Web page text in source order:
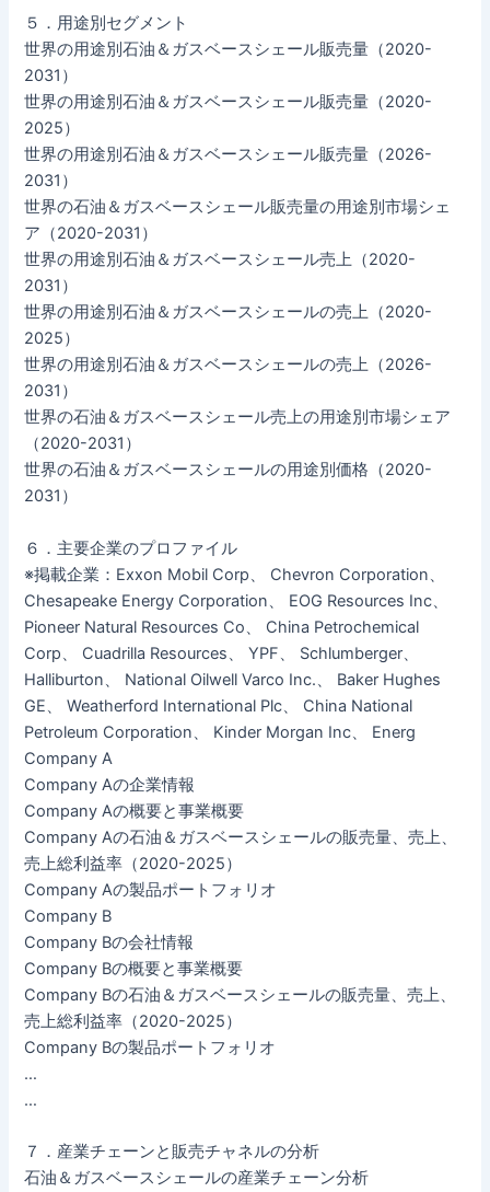
５．用途別セグメント
世界の用途別石油＆ガスベースシェール販売量（2020-
2031）
世界の用途別石油＆ガスベースシェール販売量（2020-
2025）
世界の用途別石油＆ガスベースシェール販売量（2026-
2031）
世界の石油＆ガスベースシェール販売量の用途別市場シェ
ア（2020-2031）
世界の用途別石油＆ガスベースシェール売上（2020-
2031）
世界の用途別石油＆ガスベースシェールの売上（2020-
2025）
世界の用途別石油＆ガスベースシェールの売上（2026-
2031）
世界の石油＆ガスベースシェール売上の用途別市場シェア
（2020-2031）
世界の石油＆ガスベースシェールの用途別価格（2020-
2031）
６．主要企業のプロファイル
※掲載企業：Exxon Mobil Corp、 Chevron Corporation、
Chesapeake Energy Corporation、 EOG Resources Inc、
Pioneer Natural Resources Co、 China Petrochemical
Corp、 Cuadrilla Resources、 YPF、 Schlumberger、
Halliburton、 National Oilwell Varco Inc.、 Baker Hughes
GE、 Weatherford International Plc、 China National
Petroleum Corporation、 Kinder Morgan Inc、 Energ
Company A
Company Aの企業情報
Company Aの概要と事業概要
Company Aの石油＆ガスベースシェールの販売量、売上、
売上総利益率（2020-2025）
Company Aの製品ポートフォリオ
Company B
Company Bの会社情報
Company Bの概要と事業概要
Company Bの石油＆ガスベースシェールの販売量、売上、
売上総利益率（2020-2025）
Company Bの製品ポートフォリオ
…
…
７．産業チェーンと販売チャネルの分析
石油＆ガスベースシェールの産業チェーン分析